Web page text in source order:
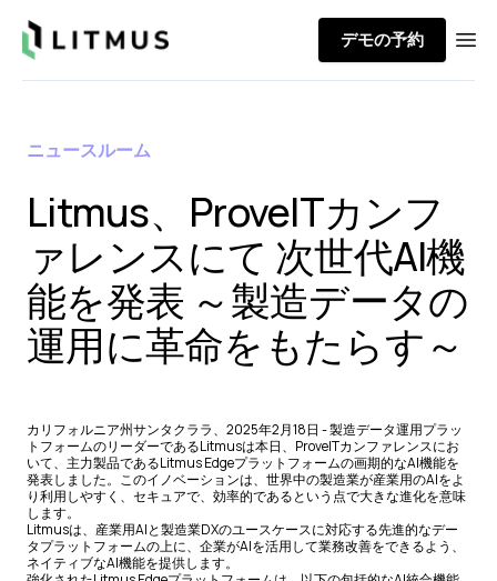
Litmus デモの予約
ニュースルーム
Litmus、ProveITカンフ
ァレンスにて 次世代AI機
能を発表 ～製造データの
運用に革命をもたらす～
カリフォルニア州サンタクララ、2025年2月18日 - 製造データ運用プラッ
トフォームのリーダーであるLitmusは本日、ProveITカンファレンスにお
いて、主力製品であるLitmus Edgeプラットフォームの画期的なAI機能を
発表しました。このイノベーションは、世界中の製造業が産業用のAIをよ
り利用しやすく、セキュアで、効率的であるという点で大きな進化を意味
します。
Litmusは、産業用AIと製造業DXのユースケースに対応する先進的なデー
タプラットフォームの上に、企業がAIを活用して業務改善をできるよう、
ネイティブなAI機能を提供します。